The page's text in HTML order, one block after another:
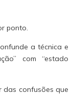
ponto.
a técnica e
com “estado
das confusões que